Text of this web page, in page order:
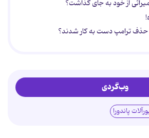
حذف ترامپ دست به کار شدند؟
وب‌گردی
پاندورا